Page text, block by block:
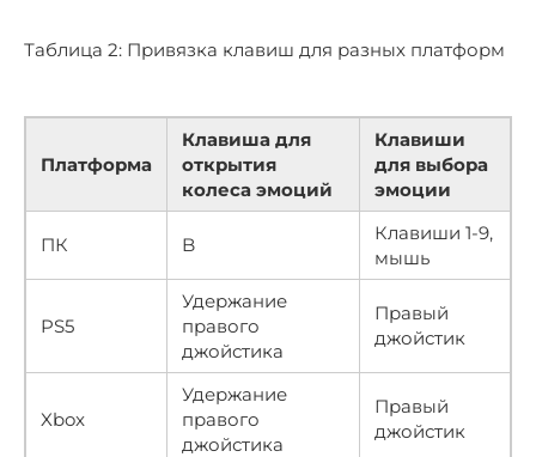
Таблица 2: Привязка клавиш для разных платформ
Платформа
Клавиша для
открытия
колеса эмоций
Клавиши
для выбора
эмоции
ПК B
Клавиши 1-9,
мышь
PS5
Удержание
правого
джойстика
Правый
джойстик
Xbox
Удержание
правого
джойстика
Правый
джойстик